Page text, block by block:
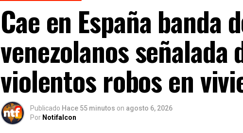
Cae en España banda
venezolanos señalada
violentos robos en
Publicado Hace 55 minutos on agosto 6, 2026
Por Notifalcon